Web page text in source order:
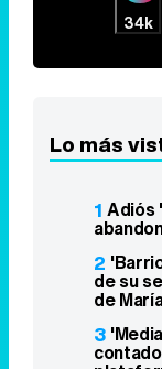
34k
Lo más
1 Adiós
2
de su
de
3